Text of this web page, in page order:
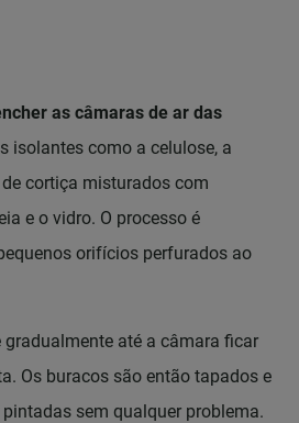
as câmaras de ar das
isolantes como a celulose, a
cortiça misturados com
e o vidro. O processo é
orifícios perfurados ao
gradualmente até a câmara ficar
Os buracos são então tapados e
sem qualquer problema.